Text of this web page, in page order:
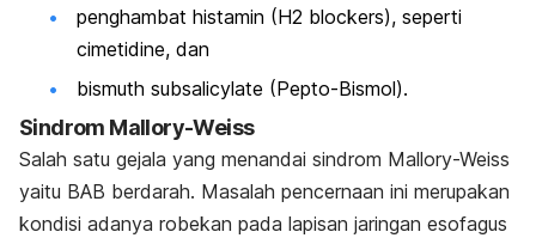
penghambat histamin (H2 blockers), seperti
cimetidine, dan
bismuth subsalicylate (Pepto-Bismol).
Sindrom Mallory-Weiss
Salah satu gejala yang menandai sindrom Mallory-Weiss
yaitu BAB berdarah. Masalah pencernaan ini merupakan
kondisi adanya robekan pada lapisan jaringan esofagus